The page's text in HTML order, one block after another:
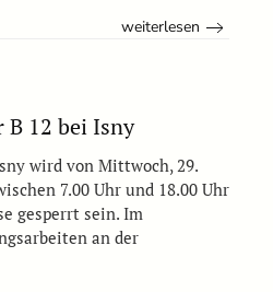
weiterlesen
B 12 bei Isny
wird von Mittwoch, 29.
7.00 Uhr und 18.00 Uhr
gesperrt sein. Im
an der